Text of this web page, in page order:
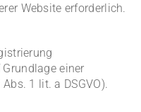
Website erforderlich.
einer
1 lit. a DSGVO).